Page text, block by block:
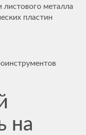
листового металла
пластин
на